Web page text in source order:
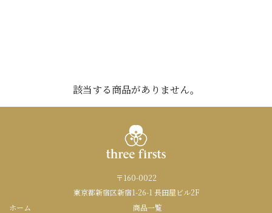
該当する商品がありません。
〒160-0022
東京都新宿区新宿1-26-1 長田屋ビル2F
ホーム
商品一覧